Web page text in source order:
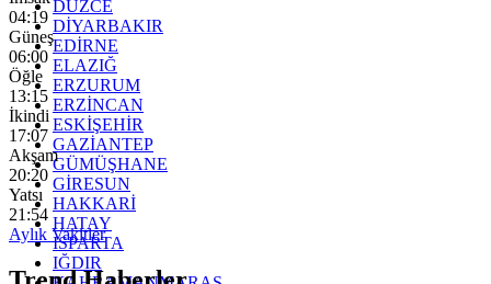
DÜZCE
DİYARBAKIR
EDİRNE
ELAZIĞ
ERZURUM
ERZİNCAN
ESKİŞEHİR
GAZİANTEP
GÜMÜŞHANE
GİRESUN
HAKKARİ
HATAY
ISPARTA
IĞDIR
04:19
Güneş
06:00
Öğle
13:15
İkindi
17:07
Akşam
20:20
Yatsı
21:54
Aylık Vakitler